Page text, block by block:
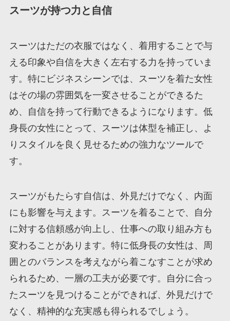
スーツが持つ力と自信
スーツはただの衣服ではなく、着用することで与
える印象や自信を大きく左右する力を持っていま
す。特にビジネスシーンでは、スーツを着た女性
はその場の雰囲気を一変させることができるた
め、自信を持って行動できるようになります。低
身長の女性にとって、スーツは体型を補正し、よ
りスタイルを良く見せるための強力なツールで
す。
スーツがもたらす自信は、外見だけでなく、内面
にも影響を与えます。スーツを着ることで、自分
に対する信頼感が向上し、仕事への取り組み方も
変わることがあります。特に低身長の女性は、周
囲とのバランスを考えながら着こなすことが求め
られるため、一層の工夫が必要です。自分に合っ
たスーツを見つけることができれば、外見だけで
なく、精神的な充実感も得られるでしょう。